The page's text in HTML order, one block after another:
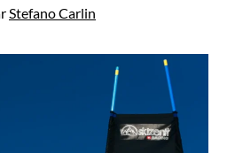
Stefano Carlin